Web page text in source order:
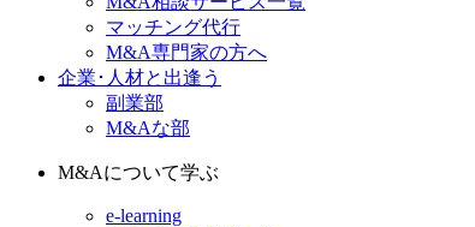
マッチング代行
M&A専門家の方へ
企業･人材と出逢う
副業部
M&Aな部
M&Aについて学ぶ
e-learning